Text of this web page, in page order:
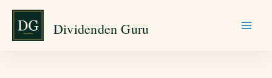
Zum
springen
Dividenden Guru